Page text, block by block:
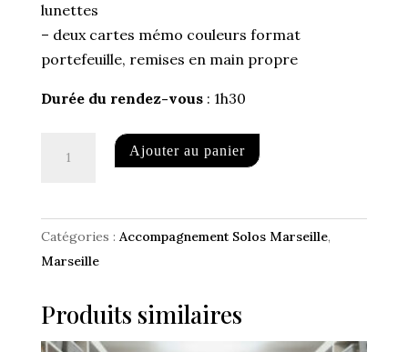
lunettes
– deux cartes mémo couleurs format
portefeuille, remises en main propre
Durée du rendez-vous: 1h30
Ajouter au panier
e
r
i
Catégories : Accompagnement Solos Marseille,
Marseille
Produits similaires